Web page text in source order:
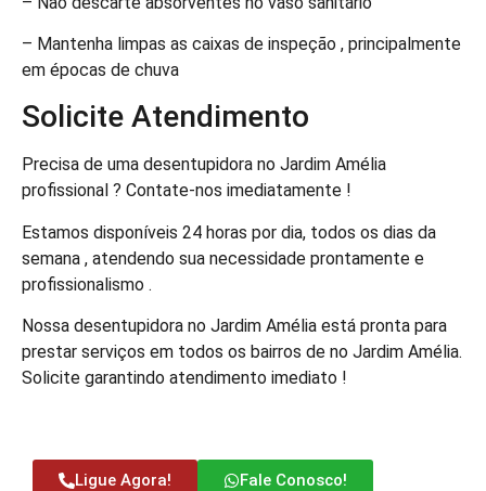
– Mantenha limpas as caixas de inspeção , principalmente
em épocas de chuva
Solicite Atendimento
Precisa de uma desentupidora no Jardim Amélia
profissional ? Contate-nos imediatamente !
Estamos disponíveis 24 horas por dia, todos os dias da
semana , atendendo sua necessidade prontamente e
profissionalismo .
Nossa desentupidora no Jardim Amélia está pronta para
prestar serviços em todos os bairros de no Jardim Amélia.
Solicite garantindo atendimento imediato !
Ligue Agora! Fale Conosco!